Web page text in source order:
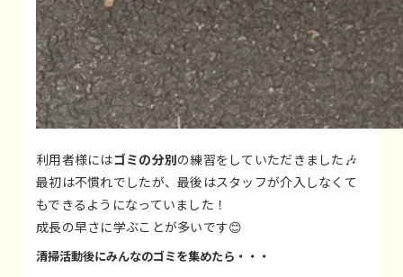
利用者様にはゴミの分別の練習をしていただきました🎶
最初は不慣れでしたが、最後はスタッフが介入しなくて
もできるようになっていました！
成長の早さに学ぶことが多いです😊
清掃活動後にみんなのゴミを集めたら・・・